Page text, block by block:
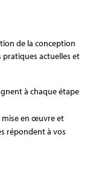
de la conception
pratiques actuelles et
à chaque étape
mise en œuvre et
répondent à vos